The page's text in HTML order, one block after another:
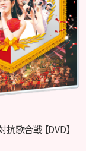
歌合戦 【DVD】